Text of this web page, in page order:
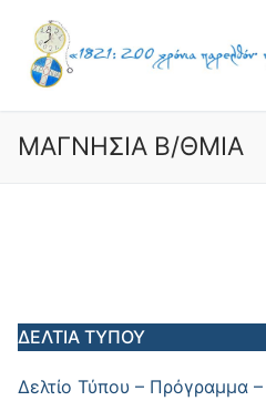
content
Search for:
ΜΑΓΝΗΣΙΑ Β/ΘΜΙΑ
ΔΕΛΤΙΑ ΤΥΠΟΥ
Δελτίο Τύπου – Πρόγραμμα